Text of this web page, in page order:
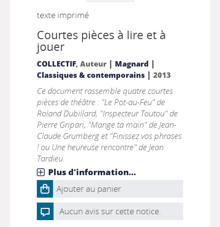
texte imprimé
Courtes pièces à lire et à
jouer
COLLECTIF, Auteur | Magnard |
Classiques & contemporains| 2013
Ce document rassemble quatre courtes
pièces de théâtre : "Le Pot-au-Feu" de
Roland Dubillard, "Inspecteur Toutou" de
Pierre Gripari, "Mange ta main" de Jean-
Claude Grumberg et "Finissez vos phrases
! ou Une heureuse rencontre" de Jean
Tardieu.
Plus d'information...
Ajouter au panier
Aucun avis sur cette notice.